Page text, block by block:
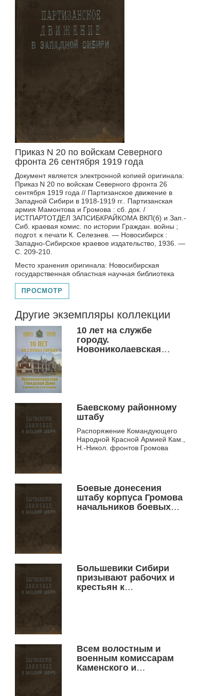
Приказ N 20 по войскам Северного
фронта 26 сентября 1919 года
Документ является электронной копией оригинала:
Приказ N 20 по войскам Северного фронта 26
сентября 1919 года // Партизанское движение в
Западной Сибири в 1918-1919 гг.. Партизанская
армия Мамонтова и Громова : сб. док. /
ИСТПАРТОТДЕЛ ЗАПСИБКРАЙКОМА ВКП(б) и Зап.-
Сиб. краевая комис. по истории Граждан. войны ;
подгот. к печати К. Селезнев. — Новосибирск :
Западно-Сибирское краевое издательство, 1936. —
С. 209-210.
Место хранения оригинала: Новосибирская
государственная областная научная библиотека
ПРОСМОТР
Другие экземпляры коллекции
10 лет на службе
городу.
Новониколаевская
Баевскому районному
штабу
Распоряжение Командующего
Народной Красной Армией Кам.,
Н.-Никол. фронтов Громова
Боевые донесения
штабу корпуса Громова
начальников боевых
Большевики Сибири
призывают рабочих и
крестьян к
Всем волостным и
военным комиссарам
Каменского и